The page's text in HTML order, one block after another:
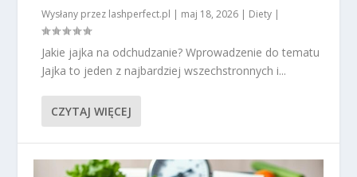
Wysłany przez lashperfect.pl | maj 18, 2026 | Diety |
Jakie jajka na odchudzanie? Wprowadzenie do tematu
Jajka to jeden z najbardziej wszechstronnych i...
CZYTAJ WIĘCEJ